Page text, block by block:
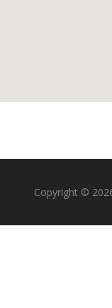
Copyright ©